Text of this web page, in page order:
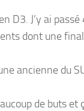
D3. J’y ai
dont une
ancienne du
de buts et